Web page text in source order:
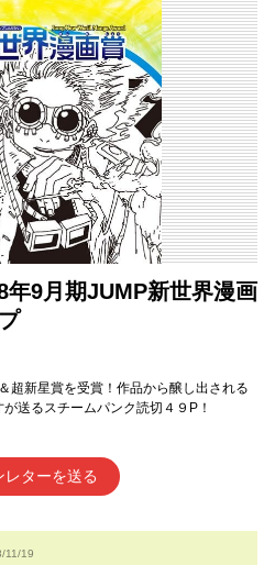
年9月期JUMP新世界漫画
超新星賞を受賞！作品から醸し出される
送るスチームパンク読切４９P！
レターを送る
11/19